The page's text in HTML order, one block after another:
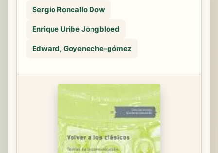
Sergio Roncallo Dow
Enrique Uribe Jongbloed
Edward, Goyeneche-gómez